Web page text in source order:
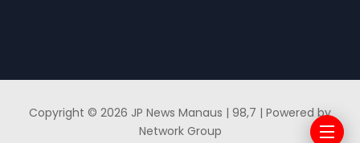
Copyright © 2026 JP News Manaus | 98,7 | Powered by
Network Group